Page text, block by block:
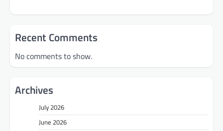
Recent Comments
No comments to show.
Archives
July 2026
June 2026